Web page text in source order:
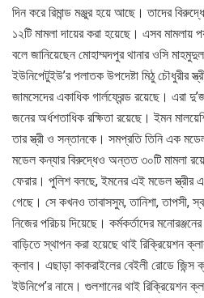
দিন করে রিমান্ড মঞ্জুর হয়ে আছে। তাদের
১২টি মামলা দায়ের করা হয়েছে। এসব মামলায়
বলে জানিয়েছেন মোহাম্মদপুর থানার ওসি
ইউনিপেটুইউ’র পলাতক উপদেষ্টা মিঠু চৌধুরীর
জামসেদের একাধিক গার্লফ্রেন্ড রয়েছে। এরা
জনের অর্ধশতাধিক রক্ষিতা রয়েছে। ইমন
তার স্ত্রী ও সন্তানকে। সমপ্রতি তিনি এক
মডেল কন্যার বিরুদ্ধেও অন্তত ৩০টি মামলা
ফেরার। পুলিশ বলছে, ইমনের এই মডেল স্ত্রীর
গেছে। সে কখনও তাবাসসুম, তানিশা, তাপসী,
নিজের পরিচয় দিয়েছে। কর্মকর্তাদের
বাড়িতে স্থাপন করা হয়েছে থাই রিক্রিয়েশন
ক্লাব। এছাড়া কাকরাইলের বেইলী রোডে জিন্স
ইউনিপে’র নামে। গুলশানের থাই রিক্রিয়েশন